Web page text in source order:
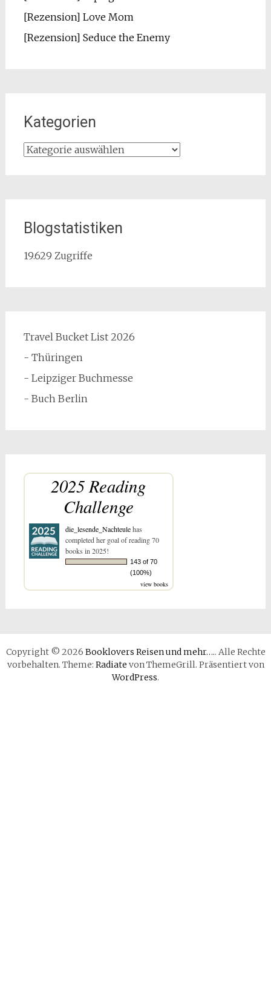
[Rezension] Love Mom
[Rezension] Seduce the Enemy
Kategorien
Kategorien
Blogstatistiken
19.629 Zugriffe
Travel Bucket List 2026
- Thüringen
- Leipziger Buchmesse
- Buch Berlin
2025 Reading
Challenge
die_lesende_Nachteulehas
completed her goal of reading 70
books in 2025!
143 of 70
(100%)
view books
Copyright © 2026 Booklovers Reisen und mehr….. Alle Rechte
vorbehalten. Theme: Radiate von ThemeGrill. Präsentiert von
WordPress.